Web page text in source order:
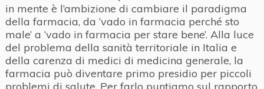
in mente è l’ambizione di cambiare il paradigma
della farmacia, da ‘vado in farmacia perché sto
male’ a ‘vado in farmacia per stare bene’. Alla luce
del problema della sanità territoriale in Italia e
della carenza di medici di medicina generale, la
farmacia può diventare primo presidio per piccoli